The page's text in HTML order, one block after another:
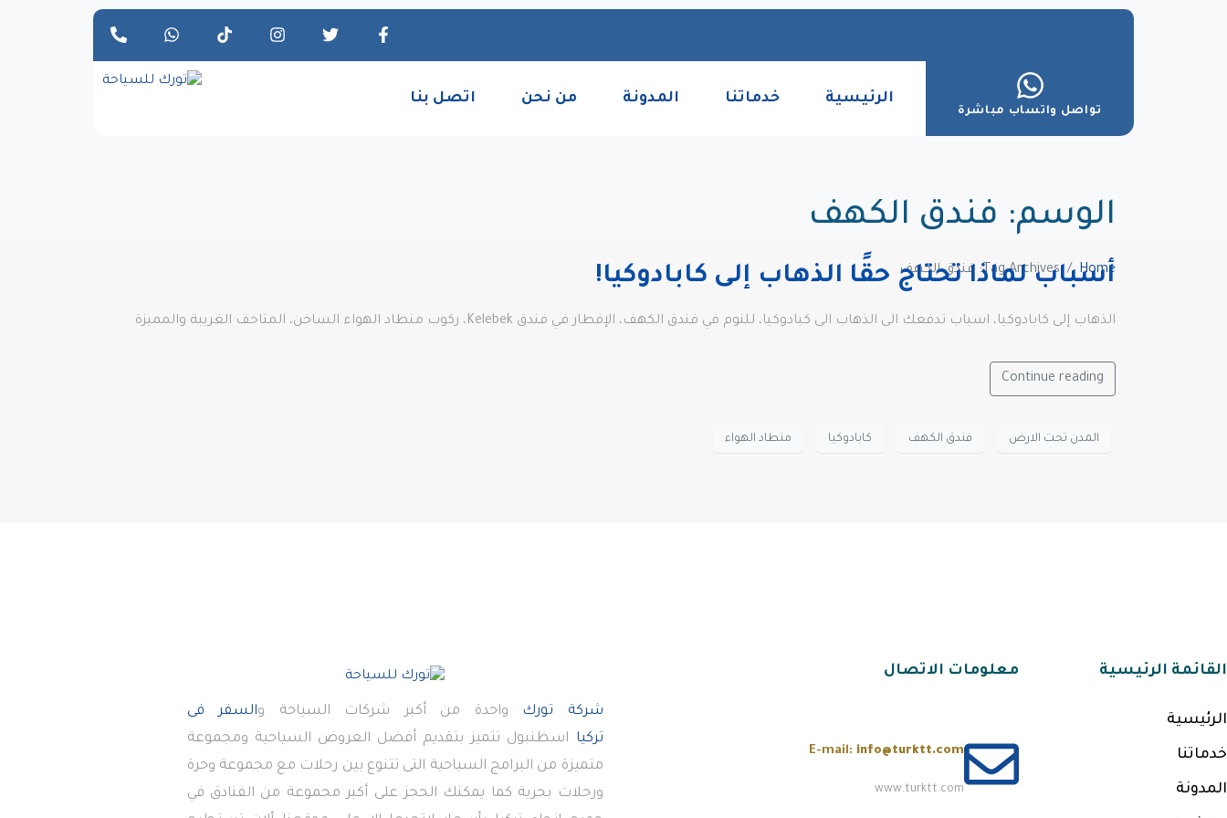
تواصل واتساب مباشرة
الرئيسية خدماتنا المدونة من نحن اتصل بنا
الوسم: فندق الكهف
Home Tag Archives: فندق الكهف
أسباب لماذا تحتاج حقًا الذهاب إلى كابادوكيا!
الذهاب إلى كابادوكيا، اسباب تدفعك الى الذهاب الى كبادوكيا، للنوم في فندق الكهف، الإفطار في فندق Kelebek، ركوب منطاد الهواء الساخن، المتاحف الغريبة والمميزة
Continue reading
المدن تحت الارض فندق الكهف كابادوكيا منطاد الهواء
القائمة الرئيسية
الرئيسية
خدماتنا
المدونة
معلومات الاتصال
E-mail: info@turktt.com
www.turktt.com
شركة تورك واحدة من أكبر شركات السياحة والسفر فى
تركيا اسطنبول تتميز بتقديم أفضل العروض السياحية ومجموعة
متميزة من البرامج السياحية التى تتنوع بين رحلات مع مجموعة وحرة
ورحلات بحرية كما يمكنك الحجز على أكبر مجموعة من الفنادق في